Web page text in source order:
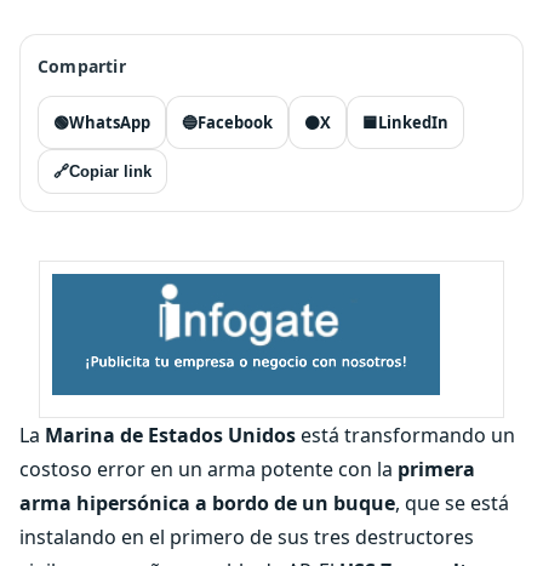
Compartir
🟢WhatsApp 🔵Facebook ⚫X 🟦LinkedIn
🔗Copiar link
La Marina de Estados Unidosestá transformando un
costoso error en un arma potente con la primera
arma hipersónica a bordo de un buque, que se está
instalando en el primero de sus tres destructores